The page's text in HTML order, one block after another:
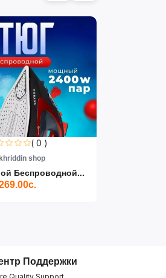
( 0 )
shop
Беспроводной...
Поддержки